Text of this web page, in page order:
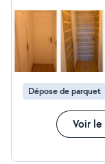
Dépose de parquet
Voir